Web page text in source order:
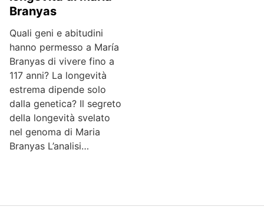
Branyas
Quali geni e abitudini
hanno permesso a María
Branyas di vivere fino a
117 anni? La longevità
estrema dipende solo
dalla genetica? Il segreto
della longevità svelato
nel genoma di Maria
Branyas L’analisi…